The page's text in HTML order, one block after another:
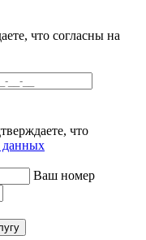
что согласны на
что
данных
Ваш номер